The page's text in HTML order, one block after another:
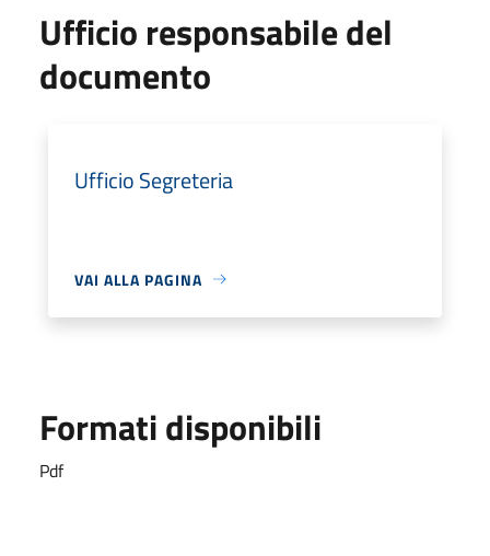
Ufficio responsabile del
documento
Ufficio Segreteria
VAI ALLA PAGINA
Formati disponibili
Pdf